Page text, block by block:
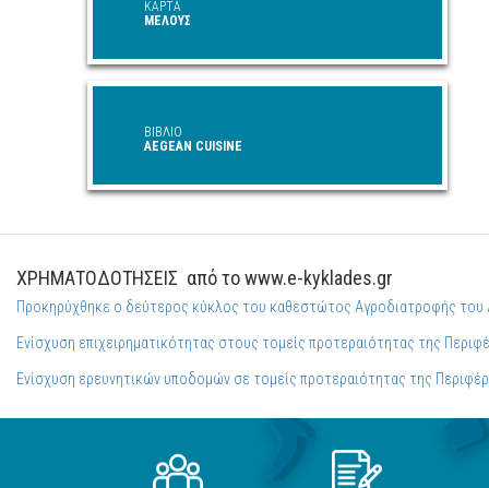
ΚΑΡΤΑ
ΜΕΛΟΥΣ
ΒΙΒΛΙΟ
AEGEAN CUISINE
ΧΡΗΜΑΤΟΔΟΤΗΣΕΙΣ από το www.e-kyklades.gr
Προκηρύχθηκε ο δεύτερος κύκλος του καθεστώτος Αγροδιατροφής του
Ενίσχυση επιχειρηματικότητας στους τομείς προτεραιότητας της
Ενίσχυση ερευνητικών υποδομών σε τομείς προτεραιότητας της